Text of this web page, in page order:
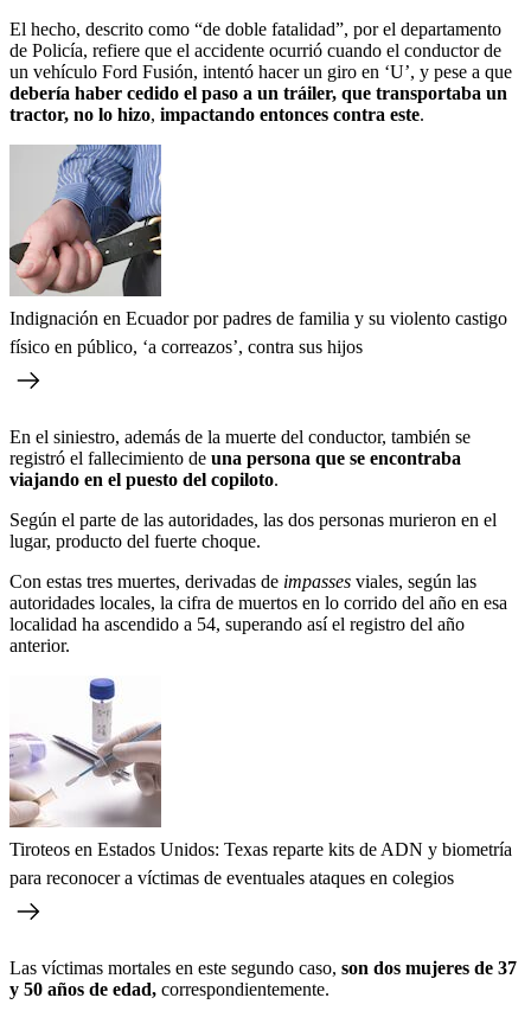
El hecho, descrito como “de doble fatalidad”, por el departamento
de Policía, refiere que el accidente ocurrió cuando el conductor de
un vehículo Ford Fusión, intentó hacer un giro en ‘U’, y pese a que
debería haber cedido el paso a un tráiler, que transportaba un
tractor, no lo hizo, impactando entonces contra este.
Indignación en Ecuador por padres de familia y su violento castigo
físico en público, ‘a correazos’, contra sus hijos
En el siniestro, además de la muerte del conductor, también se
registró el fallecimiento de una persona que se encontraba
viajando en el puesto del copiloto.
Según el parte de las autoridades, las dos personas murieron en el
lugar, producto del fuerte choque.
Con estas tres muertes, derivadas de impasses viales, según las
autoridades locales, la cifra de muertos en lo corrido del año en esa
localidad ha ascendido a 54, superando así el registro del año
anterior.
Tiroteos en Estados Unidos: Texas reparte kits de ADN y biometría
para reconocer a víctimas de eventuales ataques en colegios
Las víctimas mortales en este segundo caso, son dos mujeres de 37
y 50 años de edad, correspondientemente.